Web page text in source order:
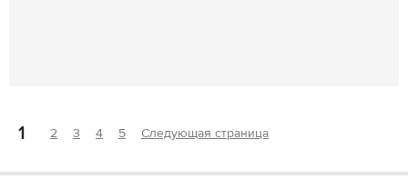
1 2 3 4 5 Следующая страница